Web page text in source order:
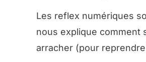
Les reflex numériques
nous explique comment
arracher (pour